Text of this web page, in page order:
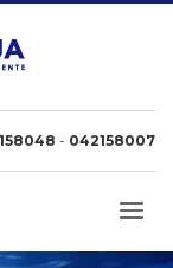
- 042158007